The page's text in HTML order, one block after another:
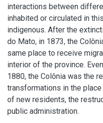
interactions between
inhabited or circulated in
indigenous. After the
do Mato, in 1873, the
same place to receive
interior of the province.
1880, the Colônia was the
transformations in the
of new residents, the
public administration.